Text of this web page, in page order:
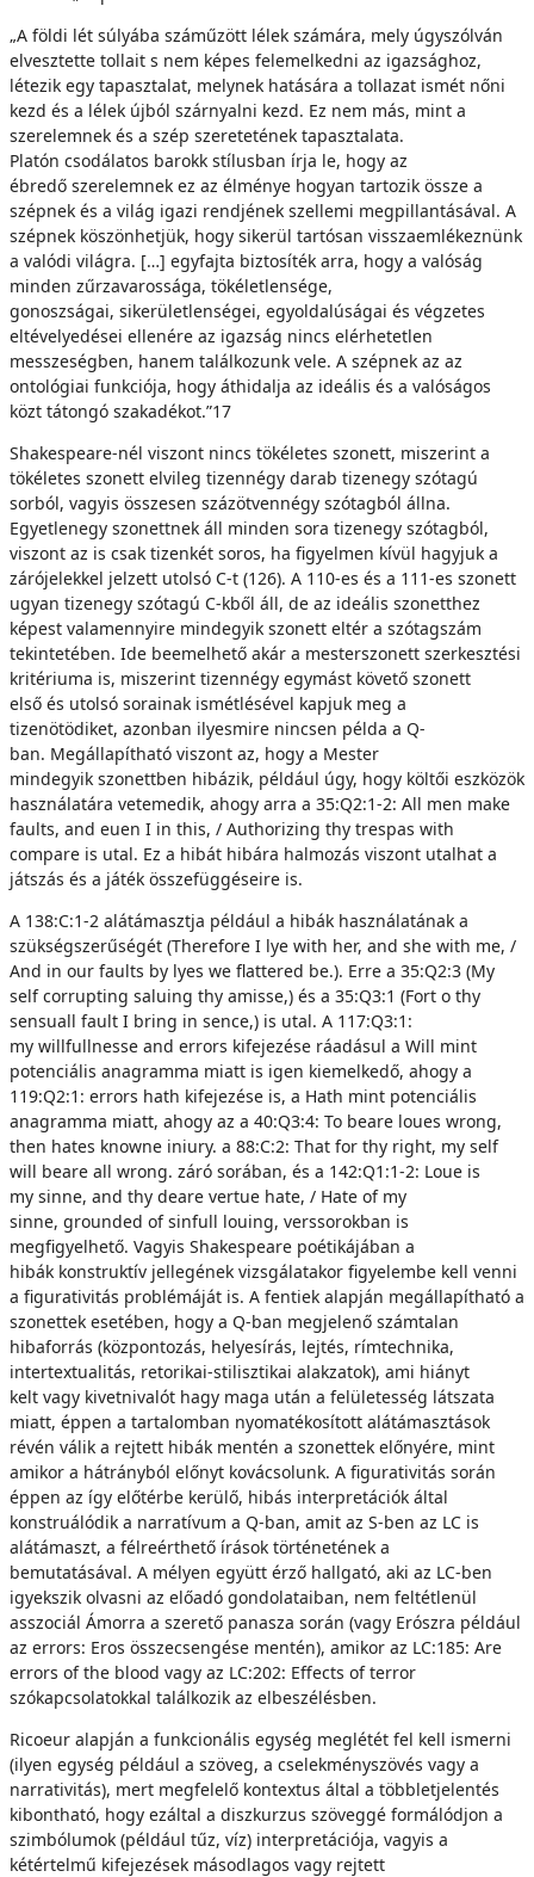
„A földi lét súlyába száműzött lélek számára, mely úgyszólván
elvesztette tollait s nem képes felemelkedni az igazsághoz,
létezik egy tapasztalat, melynek hatására a tollazat ismét nőni
kezd és a lélek újból szárnyalni kezd. Ez nem más, mint a
szerelemnek és a szép szeretetének tapasztalata.
Platón csodálatos barokk stílusban írja le, hogy az
ébredő szerelemnek ez az élménye hogyan tartozik össze a
szépnek és a világ igazi rendjének szellemi megpillantásával. A
szépnek köszönhetjük, hogy sikerül tartósan visszaemlékeznünk
a valódi világra. […] egyfajta biztosíték arra, hogy a valóság
minden zűrzavarossága, tökéletlensége,
gonoszságai, sikerületlenségei, egyoldalúságai és végzetes
eltévelyedései ellenére az igazság nincs elérhetetlen
messzeségben, hanem találkozunk vele. A szépnek az az
ontológiai funkciója, hogy áthidalja az ideális és a valóságos
közt tátongó szakadékot.”17
Shakespeare-nél viszont nincs tökéletes szonett, miszerint a
tökéletes szonett elvileg tizennégy darab tizenegy szótagú
sorból, vagyis összesen százötvennégy szótagból állna.
Egyetlenegy szonettnek áll minden sora tizenegy szótagból,
viszont az is csak tizenkét soros, ha figyelmen kívül hagyjuk a
zárójelekkel jelzett utolsó C-t (126). A 110-es és a 111-es szonett
ugyan tizenegy szótagú C-kből áll, de az ideális szonetthez
képest valamennyire mindegyik szonett eltér a szótagszám
tekintetében. Ide beemelhető akár a mesterszonett szerkesztési
kritériuma is, miszerint tizennégy egymást követő szonett
első és utolsó sorainak ismétlésével kapjuk meg a
tizenötödiket, azonban ilyesmire nincsen példa a Q-
ban. Megállapítható viszont az, hogy a Mester
mindegyik szonettben hibázik, például úgy, hogy költői eszközök
használatára vetemedik, ahogy arra a 35:Q2:1-2: All men make
faults, and euen I in this, / Authorizing thy trespas with
compare is utal. Ez a hibát hibára halmozás viszont utalhat a
játszás és a játék összefüggéseire is.
A 138:C:1-2 alátámasztja például a hibák használatának a
szükségszerűségét (Therefore I lye with her, and she with me, /
And in our faults by lyes we flattered be.). Erre a 35:Q2:3 (My
self corrupting saluing thy amisse,) és a 35:Q3:1 (Fort o thy
sensuall fault I bring in sence,) is utal. A 117:Q3:1:
my willfullnesse and errors kifejezése ráadásul a Will mint
potenciális anagramma miatt is igen kiemelkedő, ahogy a
119:Q2:1: errors hath kifejezése is, a Hath mint potenciális
anagramma miatt, ahogy az a 40:Q3:4: To beare loues wrong,
then hates knowne iniury. a 88:C:2: That for thy right, my self
will beare all wrong. záró sorában, és a 142:Q1:1-2: Loue is
my sinne, and thy deare vertue hate, / Hate of my
sinne, grounded of sinfull louing, verssorokban is
megfigyelhető. Vagyis Shakespeare poétikájában a
hibák konstruktív jellegének vizsgálatakor figyelembe kell venni
a figurativitás problémáját is. A fentiek alapján megállapítható a
szonettek esetében, hogy a Q-ban megjelenő számtalan
hibaforrás (központozás, helyesírás, lejtés, rímtechnika,
intertextualitás, retorikai-stilisztikai alakzatok), ami hiányt
kelt vagy kivetnivalót hagy maga után a felületesség látszata
miatt, éppen a tartalomban nyomatékosított alátámasztások
révén válik a rejtett hibák mentén a szonettek előnyére, mint
amikor a hátrányból előnyt kovácsolunk. A figurativitás során
éppen az így előtérbe kerülő, hibás interpretációk által
konstruálódik a narratívum a Q-ban, amit az S-ben az LC is
alátámaszt, a félreérthető írások történetének a
bemutatásával. A mélyen együtt érző hallgató, aki az LC-ben
igyekszik olvasni az előadó gondolataiban, nem feltétlenül
asszociál Ámorra a szerető panasza során (vagy Erószra például
az errors: Eros összecsengése mentén), amikor az LC:185: Are
errors of the blood vagy az LC:202: Effects of terror
szókapcsolatokkal találkozik az elbeszélésben.
Ricoeur alapján a funkcionális egység meglétét fel kell ismerni
(ilyen egység például a szöveg, a cselekményszövés vagy a
narrativitás), mert megfelelő kontextus által a többletjelentés
kibontható, hogy ezáltal a diszkurzus szöveggé formálódjon a
szimbólumok (például tűz, víz) interpretációja, vagyis a
kétértelmű kifejezések másodlagos vagy rejtett